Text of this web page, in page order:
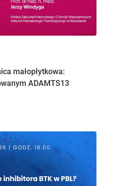
małopłytkowa:
ADAMTS13